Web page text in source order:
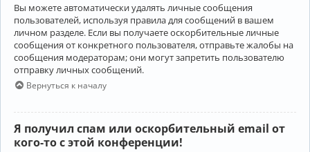
Вы можете автоматически удалять личные сообщения
пользователей, используя правила для сообщений в вашем
личном разделе. Если вы получаете оскорбительные личные
сообщения от конкретного пользователя, отправьте жалобы на
сообщения модераторам; они могут запретить пользователю
отправку личных сообщений.
Вернуться к началу
Я получил спам или оскорбительный email от
кого-то с этой конференции!